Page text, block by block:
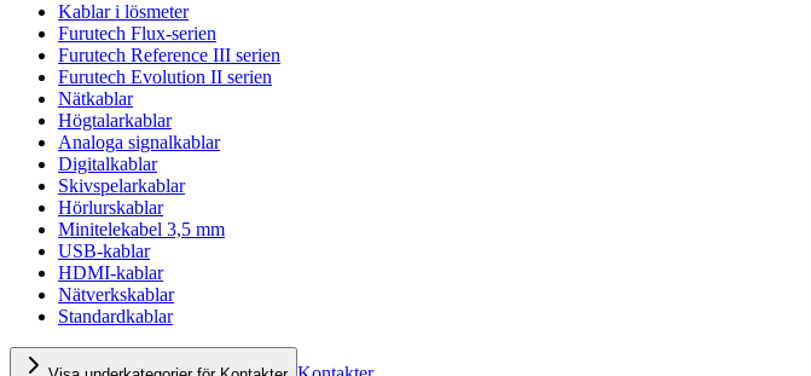
Kablar i lösmeter
Furutech Flux-serien
Furutech Reference III serien
Furutech Evolution II serien
Nätkablar
Högtalarkablar
Analoga signalkablar
Digitalkablar
Skivspelarkablar
Hörlurskablar
Minitelekabel 3,5 mm
USB-kablar
HDMI-kablar
Nätverkskablar
Standardkablar